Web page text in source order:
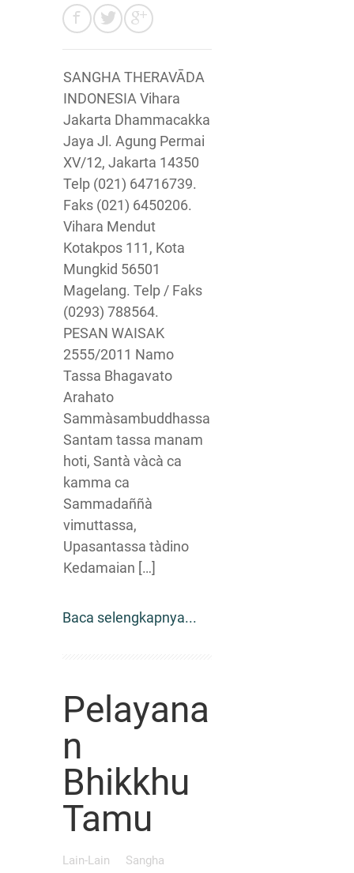
SANGHA THERAVĀDA
INDONESIA Vihara
Jakarta Dhammacakka
Jaya Jl. Agung Permai
XV/12, Jakarta 14350
Telp (021) 64716739.
Faks (021) 6450206.
Vihara Mendut
Kotakpos 111, Kota
Mungkid 56501
Magelang. Telp / Faks
(0293) 788564.
PESAN WAISAK
2555/2011 Namo
Tassa Bhagavato
Arahato
Sammàsambuddhassa
Santam tassa manam
hoti, Santà vàcà ca
kamma ca
Sammadaññà
vimuttassa,
Upasantassa tàdino
Kedamaian […]
Baca selengkapnya...
Pelayana
n
Bhikkhu
Tamu
Lain-Lain
Sangha